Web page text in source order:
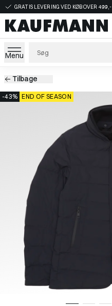
GRATIS LEVERING VED KØB OVER 499,-
Menu
Tilbage
-43% END OF SEASON